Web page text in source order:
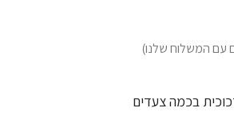
עם המשלוח שלנו)
בכמה צעדים